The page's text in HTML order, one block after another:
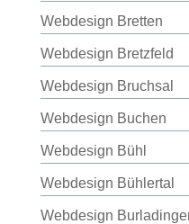
Webdesign Bretten
Webdesign Bretzfeld
Webdesign Bruchsal
Webdesign Buchen
Webdesign Bühl
Webdesign Bühlertal
Webdesign